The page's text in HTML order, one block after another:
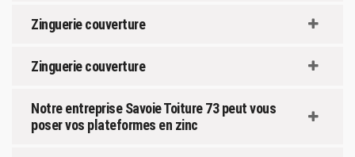
Zinguerie couverture
Zinguerie couverture
Notre entreprise Savoie Toiture 73 peut vous
poser vos plateformes en zinc